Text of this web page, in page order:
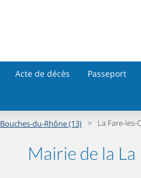
Acte de décès Passeport
Bouches-du-Rhône (13) > La Fare-les-
Mairie de la